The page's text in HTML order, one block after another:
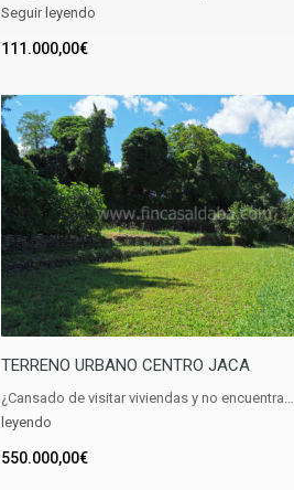
Seguir leyendo
111.000,00€
TERRENO URBANO CENTRO JACA
¿Cansado de visitar viviendas y no encuentra…
leyendo
550.000,00€